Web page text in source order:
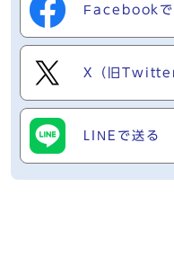
Facebookで
X（旧
LINEで送る